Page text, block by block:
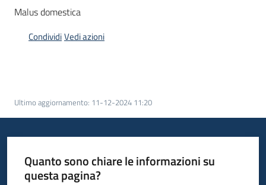
Servizi
programmi
progetti
Malus domestica
CondividiVedi azioni
Ultimo aggiornamento: 11-12-2024 11:20
Quanto sono chiare le informazioni su
questa pagina?